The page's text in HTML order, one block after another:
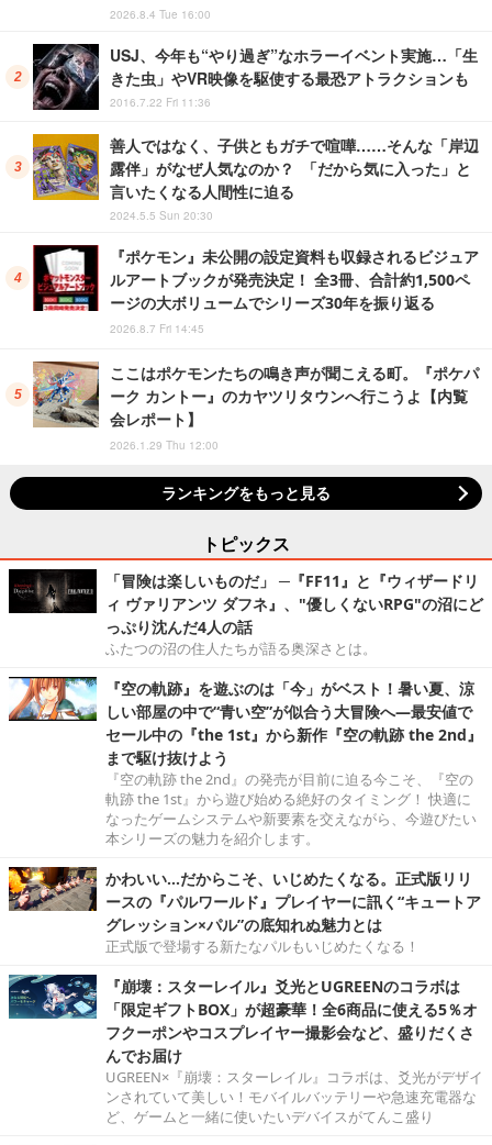
2026.8.4 Tue 16:00
USJ、今年も“やり過ぎ”なホラーイベント実施…「生
きた虫」やVR映像を駆使する最恐アトラクションも
2016.7.22 Fri 11:36
善人ではなく、子供ともガチで喧嘩……そんな「岸辺
露伴」がなぜ人気なのか？ 「だから気に入った」と
言いたくなる人間性に迫る
2024.5.5 Sun 20:30
『ポケモン』未公開の設定資料も収録されるビジュア
ルアートブックが発売決定！ 全3冊、合計約1,500ペ
ージの大ボリュームでシリーズ30年を振り返る
2026.8.7 Fri 14:45
ここはポケモンたちの鳴き声が聞こえる町。『ポケパ
ーク カントー』のカヤツリタウンへ行こうよ【内覧
会レポート】
2026.1.29 Thu 12:00
ランキングをもっと見る
トピックス
「冒険は楽しいものだ」 ─『FF11』と『ウィザードリ
ィ ヴァリアンツ ダフネ』、"優しくないRPG"の沼にど
っぷり沈んだ4人の話
ふたつの沼の住人たちが語る奥深さとは。
『空の軌跡』を遊ぶのは「今」がベスト！暑い夏、涼
しい部屋の中で“青い空”が似合う大冒険へ―最安値で
セール中の『the 1st』から新作『空の軌跡 the 2nd』
まで駆け抜けよう
『空の軌跡 the 2nd』の発売が目前に迫る今こそ、『空の
軌跡 the 1st』から遊び始める絶好のタイミング！ 快適に
なったゲームシステムや新要素を交えながら、今遊びたい
本シリーズの魅力を紹介します。
かわいい…だからこそ、いじめたくなる。正式版リリ
ースの『パルワールド』プレイヤーに訊く“キュートア
グレッション×パル”の底知れぬ魅力とは
正式版で登場する新たなパルもいじめたくなる！
『崩壊：スターレイル』爻光とUGREENのコラボは
「限定ギフトBOX」が超豪華！全6商品に使える5％オ
フクーポンやコスプレイヤー撮影会など、盛りだくさ
んでお届け
UGREEN×『崩壊：スターレイル』コラボは、爻光がデザイ
ンされていて美しい！モバイルバッテリーや急速充電器な
ど、ゲームと一緒に使いたいデバイスがてんこ盛り